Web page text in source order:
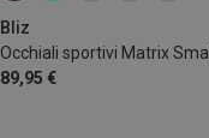
Bliz
Occhiali sportivi Matrix Small
89,95 €